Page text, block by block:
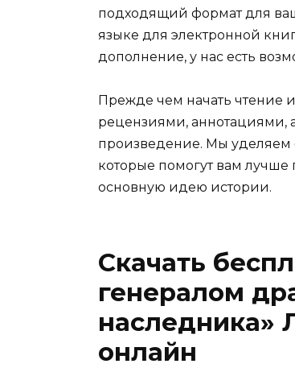
подходящий формат для
языке для электронной
дополнение, у нас есть
Прежде чем начать чтение
рецензиями, аннотациями,
произведение. Мы уделяем
которые помогут вам лучше
основную идею истории.
Скачать
генералом
наследника»
онлайн